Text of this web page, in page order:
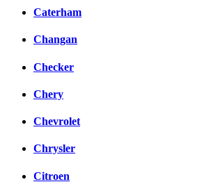
Caterham
Changan
Checker
Chery
Chevrolet
Chrysler
Citroen